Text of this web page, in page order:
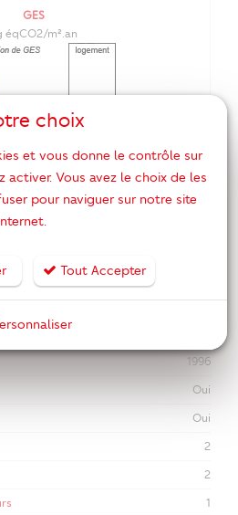
GES
éqCO2/m².an
4
1996
Oui
Oui
2
2
1
choix
et vous donne le contrôle sur
activer. Vous avez le choix de les
pour naviguer sur notre site
Tout Accepter